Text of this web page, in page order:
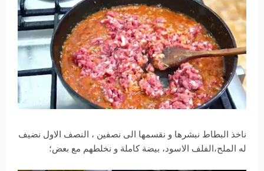
ناخذ البطاط نبشرها و نقسمها الى نصفين ، النصف الاول نضيف
له الملح،الفلف الاسود، بيضة كاملة و نخلطهم مع بعض؛